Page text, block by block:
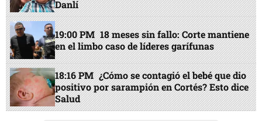
Danlí
19:00 PM 18 meses sin fallo: Corte mantiene
en el limbo caso de líderes garífunas
18:16 PM ¿Cómo se contagió el bebé que dio
positivo por sarampión en Cortés? Esto dice
Salud